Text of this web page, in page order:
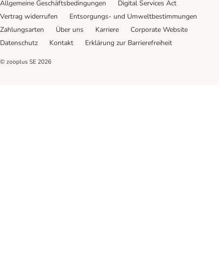
Allgemeine Geschäftsbedingungen
Digital Services Act
Vertrag widerrufen
Entsorgungs- und Umweltbestimmungen
Zahlungsarten
Über uns Karriere
Corporate Website
Datenschutz
Kontakt Erklärung zur Barrierefreiheit
© zooplus SE 2026